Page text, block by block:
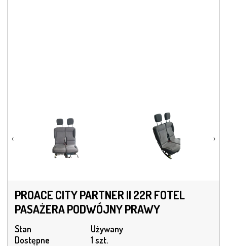
‹ ›
PROACE CITY PARTNER II 22R FOTEL
PASAŻERA PODWÓJNY PRAWY
Stan
Używany
Dostępne
1 szt.